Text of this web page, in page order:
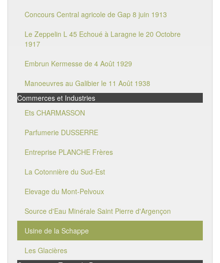
Concours Central agricole de Gap 8 juin 1913
Le Zeppelin L 45 Echoué à Laragne le 20 Octobre
1917
Embrun Kermesse de 4 Août 1929
Manoeuvres au Galibier le 11 Août 1938
Commerces et Industries
Ets CHARMASSON
Parfumerie DUSSERRE
Entreprise PLANCHE Frères
La Cotonnière du Sud-Est
Elevage du Mont-Pelvoux
Source d'Eau Minérale Saint Pierre d'Argençon
Usine de la Schappe
Les Glacières